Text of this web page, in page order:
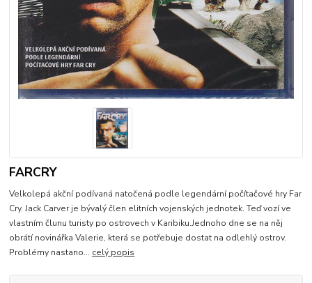
FARCRY
Velkolepá akční podívaná natočená podle legendární počítačové hry Far
Cry. Jack Carver je bývalý člen elitních vojenských jednotek. Teď vozí ve
vlastním člunu turisty po ostrovech v Karibiku.Jednoho dne se na něj
obrátí novinářka Valerie, která se potřebuje dostat na odlehlý ostrov.
Problémy nastano... celý popis